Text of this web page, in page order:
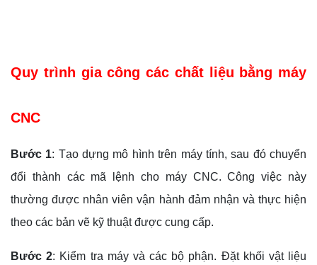
Quy trình gia công các chất liệu bằng máy
CNC
Bước 1: Tạo dựng mô hình trên máy tính, sau đó chuyển
đổi thành các mã lệnh cho máy CNC. Công việc này
thường được nhân viên vận hành đảm nhận và thực hiện
theo các bản vẽ kỹ thuật được cung cấp.
Bước 2: Kiểm tra máy và các bộ phận. Đặt khối vật liệu